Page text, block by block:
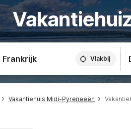
Vlakbij
Vakantiehuis Midi-Pyreneeën